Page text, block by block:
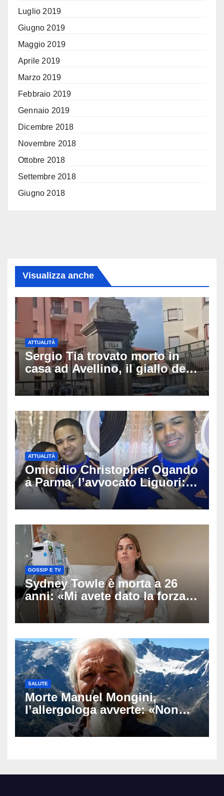
Luglio 2019
Giugno 2019
Maggio 2019
Aprile 2019
Marzo 2019
Febbraio 2019
Gennaio 2019
Dicembre 2018
Novembre 2018
Ottobre 2018
Settembre 2018
Giugno 2018
Visualizza anche
ATTUALITÀ
Sergio Tia trovato morto in
casa ad Avellino, il giallo della
porta socchiusa: disposta
l’autopsia
ATTUALITÀ
Omicidio Christopher Ogando
a Parma, l’avvocato Liguori:
«Ogni elemento va
approfondito fino in fondo»,
investigatori
GOSSIP E TV
Sydney Towle è morta a 26
anni: «Mi avete dato la forza
di andare avanti», l’ultimo
messaggio dell’influencer
SALUTE
Morte Manuel Mongini,
l’allergologa avverte: «Non
aspettate di sapere se siete
allergici»